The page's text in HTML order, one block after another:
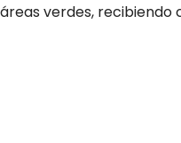
verdes,